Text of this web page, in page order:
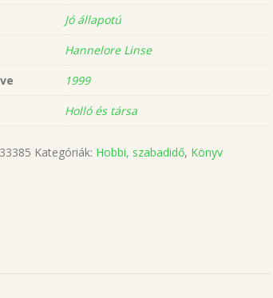
Jó állapotú
Hannelore Linse
1999
Holló és társa
33385 Kategóriák: Hobbi, szabadidő, Könyv